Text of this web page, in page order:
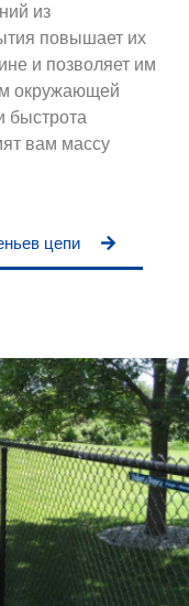
из
повышает их
и позволяет им
окружающей
быстрота
вам массу
цепи